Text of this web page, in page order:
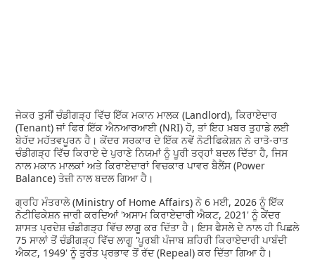
ਜੇਕਰ ਤੁਸੀਂ ਚੰਡੀਗੜ੍ਹ ਵਿੱਚ ਇੱਕ ਮਕਾਨ ਮਾਲਕ (Landlord), ਕਿਰਾਏਦਾਰ
(Tenant) ਜਾਂ ਫਿਰ ਇੱਕ ਐਨਆਰਆਈ (NRI) ਹੋ, ਤਾਂ ਇਹ ਖ਼ਬਰ ਤੁਹਾਡੇ ਲਈ
ਬੇਹੱਦ ਮਹੱਤਵਪੂਰਨ ਹੈ। ਕੇਂਦਰ ਸਰਕਾਰ ਦੇ ਇੱਕ ਨਵੇਂ ਨੋਟੀਫਿਕੇਸ਼ਨ ਨੇ ਰਾਤੋ-ਰਾਤ
ਚੰਡੀਗੜ੍ਹ ਵਿੱਚ ਕਿਰਾਏ ਦੇ ਪੁਰਾਣੇ ਨਿਯਮਾਂ ਨੂੰ ਪੂਰੀ ਤਰ੍ਹਾਂ ਬਦਲ ਦਿੱਤਾ ਹੈ, ਜਿਸ
ਨਾਲ ਮਕਾਨ ਮਾਲਕਾਂ ਅਤੇ ਕਿਰਾਏਦਾਰਾਂ ਵਿਚਕਾਰ ਪਾਵਰ ਬੈਲੈਂਸ (Power
Balance) ਤੇਜ਼ੀ ਨਾਲ ਬਦਲ ਗਿਆ ਹੈ।
ਗ੍ਰਹਿ ਮੰਤਰਾਲੇ (Ministry of Home Affairs) ਨੇ 6 ਮਈ, 2026 ਨੂੰ ਇੱਕ
ਨੋਟੀਫਿਕੇਸ਼ਨ ਜਾਰੀ ਕਰਦਿਆਂ 'ਅਸਾਮ ਕਿਰਾਏਦਾਰੀ ਐਕਟ, 2021' ਨੂੰ ਕੇਂਦਰ
ਸ਼ਾਸਤ ਪ੍ਰਦੇਸ਼ ਚੰਡੀਗੜ੍ਹ ਵਿੱਚ ਲਾਗੂ ਕਰ ਦਿੱਤਾ ਹੈ। ਇਸ ਫੈਸਲੇ ਦੇ ਨਾਲ ਹੀ ਪਿਛਲੇ
75 ਸਾਲਾਂ ਤੋਂ ਚੰਡੀਗੜ੍ਹ ਵਿੱਚ ਲਾਗੂ 'ਪੂਰਬੀ ਪੰਜਾਬ ਸ਼ਹਿਰੀ ਕਿਰਾਏਦਾਰੀ ਪਾਬੰਦੀ
ਐਕਟ, 1949' ਨੂੰ ਤੁਰੰਤ ਪ੍ਰਭਾਵ ਤੋਂ ਰੱਦ (Repeal) ਕਰ ਦਿੱਤਾ ਗਿਆ ਹੈ।